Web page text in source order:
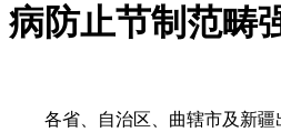
病防止节制范畴
各省、自治区、曲辖市及新疆